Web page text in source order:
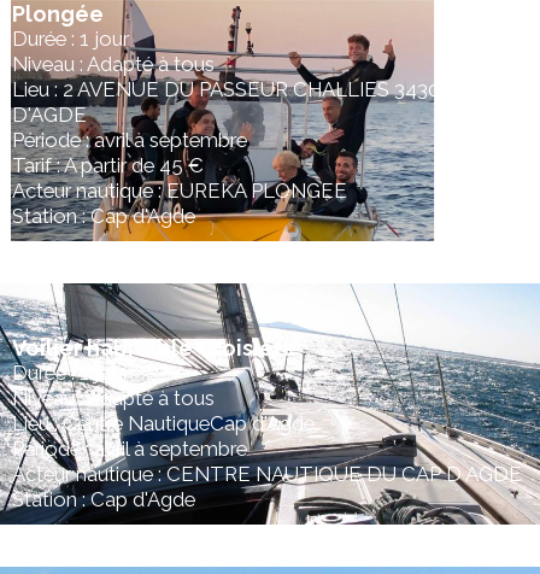
Plongée
Durée : 1 jour
Niveau : Adapté à tous
Lieu : 2 AVENUE DU PASSEUR CHALLIES 34300 CAP
D'AGDE
Période : avril à septembre
Tarif : A partir de 45 €
Acteur nautique : EUREKA PLONGEE
Station : Cap d'Agde
Voilier habitable Croisière
Durée : 1 jour
Niveau : Adapté à tous
Lieu : Centre NautiqueCap d'Agde
Période : avril à septembre
Acteur nautique : CENTRE NAUTIQUE DU CAP D AGDE
Station : Cap d'Agde